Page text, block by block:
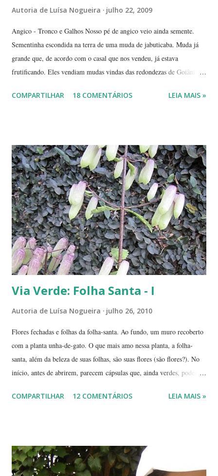
Autoria de Luísa Nogueira julho 22, 2009
Angico - Tronco e Galhos Nosso pé de angico veio ainda semente.
Sementinha escondida na terra de uma muda de jabuticaba. Muda já
grande que, de acordo com o casal que nos vendeu, já estava
frutificando. Eles vendiam mudas vindas das redondezas de Goiânia.
plantado a jabuticabeira, com bastante cuidado, regando-a
'compridinha' - que nessas alturas já estava do tamanho da
jabuticabeira. Foi aí que soubemos que tínhamos um pé de angico.
Eles nos disseram que de onde tinham plantado as mudas havia muito
angiqueiro. Alguma sementinha viajou junto. Pensamos mudá-lo para
outro lugar. Mas ele foi ficando. Quanto mais crescia, mais difícil seria
deslocá-lo. Hoje ele continua lá, coladinho ao pé de jabuticaba,
fazendo sombra para ...
COMPARTILHAR 18 COMENTÁRIOS LEIA MAIS »
Via Verde: Folha Santa - I
Autoria de Luísa Nogueira julho 26, 2010
Flores fechadas e folhas da folha-santa. Ao fundo, um muro recoberto
com a planta unha-de-gato. O que mais amo nessa planta, a folha-
santa, além da beleza de suas folhas, são suas flores (são flores?). No
início, antes de abrirem, parecem cápsulas que, ainda verdes, podem
As fotos de hoje são de cachos de suas flores ainda amadurecendo.
família das crassuláceas - Folha-santa. Ao fundo: Agave, dracena e
palmeira açaí. Folha-santa ( Bryophyllum calycinum ). Família das
COMPARTILHAR 12 COMENTÁRIOS LEIA MAIS »